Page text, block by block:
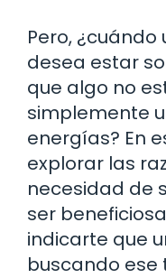
Pero,
desea estar
que algo no
simplemente
energías? En
explorar las
necesidad de
ser
indicarte que
buscando ese